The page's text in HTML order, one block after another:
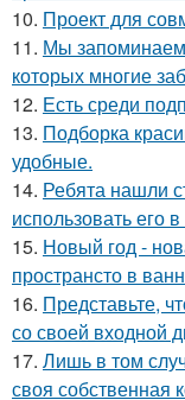
10. Проект для
11. Мы
которых многие
12. Есть среди
13. Подборка
удобные.
14. Ребята нашли
использовать его
15. Новый год -
пространсто в
16. Представьте,
со своей входной
17. Лишь в том
своя собственная